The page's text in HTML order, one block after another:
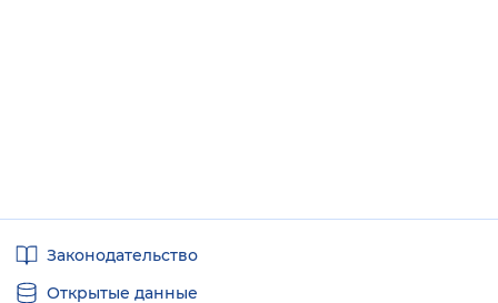
ссылкиЗаконодательство
Открытые данные